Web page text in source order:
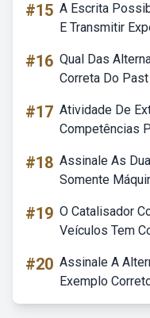
#15 A Escrita
E Transmitir
#16 Qual Das
Correta Do
#17 Atividade De
Competências
#18 Assinale As
Somente
#19 O Catalisador
Veículos Tem
#20 Assinale A
Exemplo